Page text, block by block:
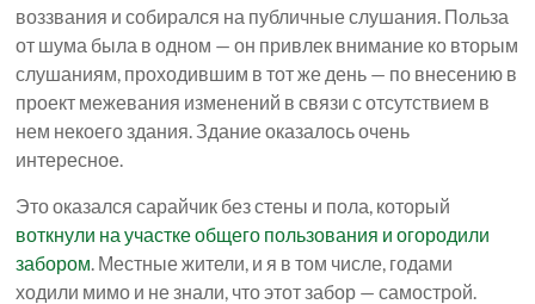
воззвания и собирался на публичные слушания. Польза
от шума была в одном — он привлек внимание ко вторым
слушаниям, проходившим в тот же день — по внесению в
проект межевания изменений в связи с отсутствием в
нем некоего здания. Здание оказалось очень
интересное.
Это оказался сарайчик без стены и пола, который
воткнули на участке общего пользования и огородили
забором. Местные жители, и я в том числе, годами
ходили мимо и не знали, что этот забор — самострой.